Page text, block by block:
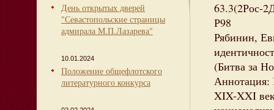
День открытых дверей
"Севастопольские страницы
адмирала М.П.Лазарева"
10.01.2024
Положение общефлотского
литературного конкурса
63.3(2Рос-
Р98
Рябинин,
(Битва за
Аннотация:
XIX-XXI